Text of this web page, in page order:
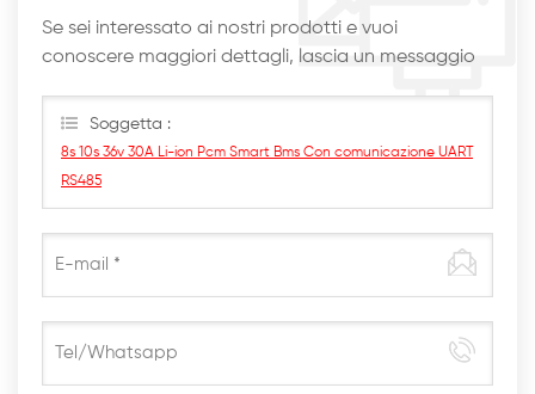
Se sei interessato ai nostri prodotti e vuoi
conoscere maggiori dettagli, lascia un messaggio
Soggetta :
8s 10s 36v 30A Li-ion Pcm Smart Bms Con comunicazione UART
RS485